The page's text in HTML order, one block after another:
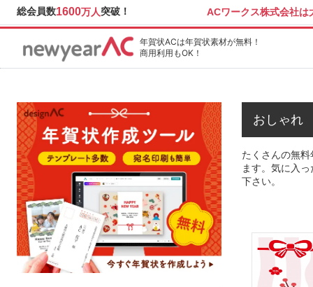
総会員数1600万人突破！ ACワークス株式会社は
年賀状ACは年賀状素材が無料！
商用利用もOK！
おしゃれ
たくさんの無
ます。気に入
下さい。